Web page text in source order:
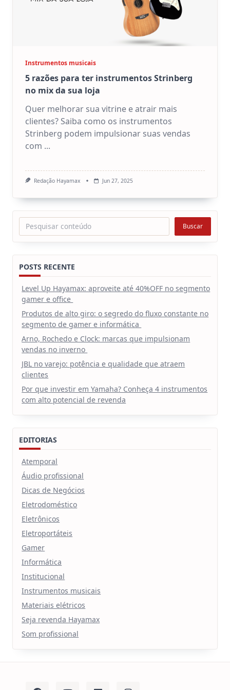
Instrumentos musicais
5 razões para ter instrumentos Strinberg
no mix da sua loja
Quer melhorar sua vitrine e atrair mais
clientes? Saiba como os instrumentos
Strinberg podem impulsionar suas vendas
com ...
Redação Hayamax Jun 27, 2025
Pesquisar Buscar
POSTS RECENTE
Level Up Hayamax: aproveite até 40%OFF no segmento
gamer e office
Produtos de alto giro: o segredo do fluxo constante no
segmento de gamer e informática
Arno, Rochedo e Clock: marcas que impulsionam
vendas no inverno
JBL no varejo: potência e qualidade que atraem
clientes
Por que investir em Yamaha? Conheça 4 instrumentos
com alto potencial de revenda
EDITORIAS
Atemporal
Áudio profissional
Dicas de Negócios
Eletrodoméstico
Eletrônicos
Eletroportáteis
Gamer
Informática
Institucional
Instrumentos musicais
Materiais elétricos
Seja revenda Hayamax
Som profissional